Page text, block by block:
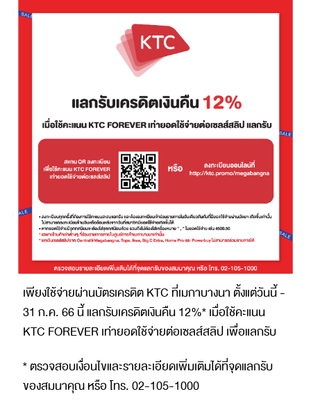
เพียงใช้จ่ายผ่านบัตรเครดิต KTC ที่เมกาบางนา ตั้งแต่วันนี้ -
31 ก.ค. 66 นี้ แลกรับเครดิตเงินคืน 12%* เมื่อใช้คะแนน
KTC FOREVER เท่ายอดใช้จ่ายต่อเซลส์สลิป เพื่อแลกรับ
* ตรวจสอบเงื่อนไขและรายละเอียดเพิ่มเติมได้ที่จุดแลกรับ
ของสมนาคุณ หรือ โทร. 02-105-1000